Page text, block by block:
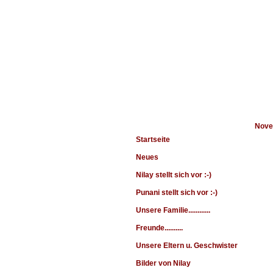
Startseite
Neues
Nilay stellt sich vor :-)
Punani stellt sich vor :-)
Unsere Familie............
Freunde..........
Unsere Eltern u. Geschwister
Bilder von Nilay